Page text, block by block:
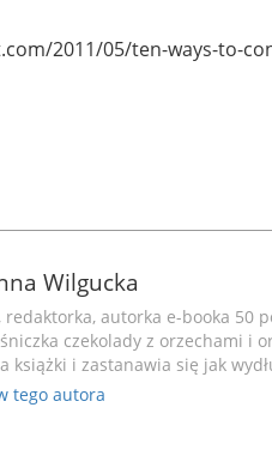
2011/05/ten-ways-to-
Wilgucka
redaktorka, autorka e-booka 50
czekolady z orzechami i
książki i zastanawia się jak
tego autora